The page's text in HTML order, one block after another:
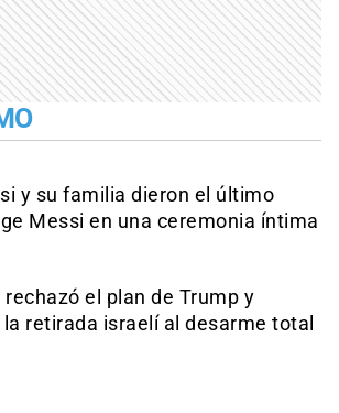
y su familia dieron el último
Messi en una ceremonia íntima
el plan de Trump y
retirada israelí al desarme total